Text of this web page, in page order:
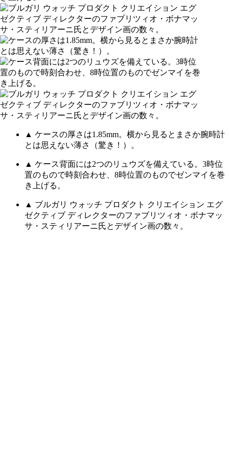
▲ ケースの厚さは1.85mm。横から見るとまさか腕時計
とは思えない薄さ（驚き！）。
▲ ケース背面には2つのリュウズを備えている。3時位
置のもので時刻合わせ、8時位置のものでゼンマイを巻
き上げる。
▲ ブルガリ ウォッチ プロダクト クリエイション エグ
ゼクティブ ディレクターのファブリツィオ・ボナマッ
サ・スティリアーニ氏とデザイン画の数々。